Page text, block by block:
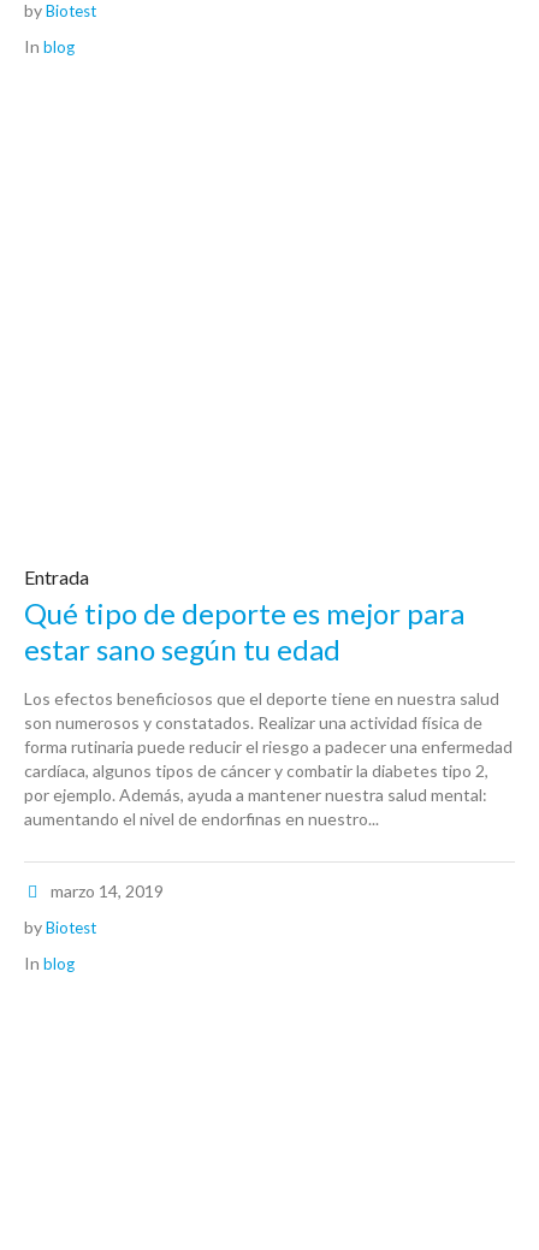
byBiotest
In blog
Entrada
Qué tipo de deporte es mejor para
estar sano según tu edad
Los efectos beneficiosos que el deporte tiene en nuestra salud
son numerosos y constatados. Realizar una actividad física de
forma rutinaria puede reducir el riesgo a padecer una enfermedad
cardíaca, algunos tipos de cáncer y combatir la diabetes tipo 2,
por ejemplo. Además, ayuda a mantener nuestra salud mental:
aumentando el nivel de endorfinas en nuestro...
marzo 14, 2019
byBiotest
In blog